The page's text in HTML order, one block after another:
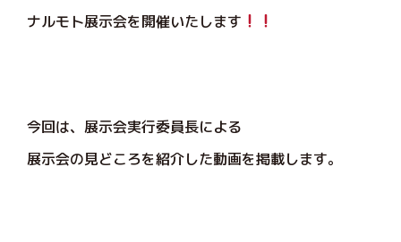
ナルモト展示会を開催いたします
今回は、展示会実行委員長による
展示会の見どころを紹介した動画を掲載します。